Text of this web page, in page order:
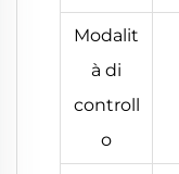
Modalit
à di
controll
o